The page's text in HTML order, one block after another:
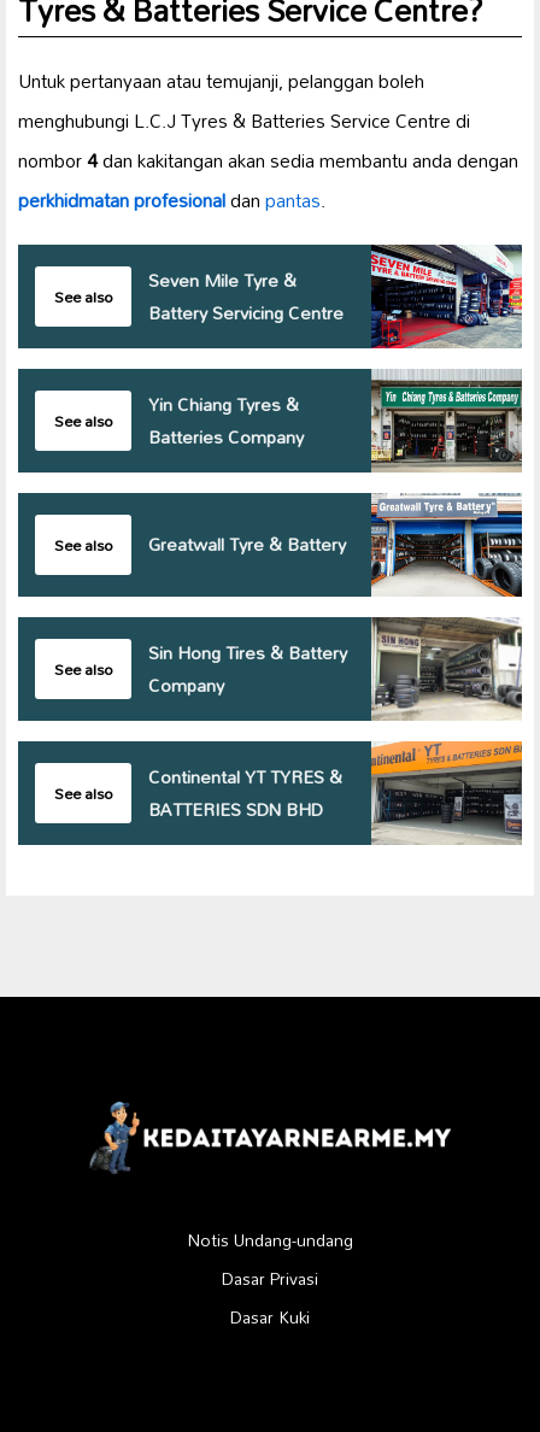
Untuk pertanyaan atau temujanji, pelanggan boleh
menghubungi L.C.J Tyres & Batteries Service Centre di
nombor4dan kakitangan akan sedia membantu anda dengan
perkhidmatan profesionaldanpantas.
See also
Seven Mile Tyre &
Battery Servicing Centre
See also
Yin Chiang Tyres &
Batteries Company
See also Greatwall Tyre & Battery
See also
Sin Hong Tires & Battery
Company
See also
Continental YT TYRES &
BATTERIES SDN BHD
Notis Undang-undang
Dasar Privasi
Dasar Kuki